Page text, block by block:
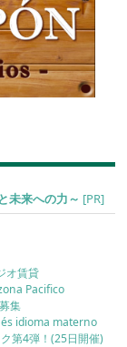
未来への力～ [PR]
オ賃貸
Pacifico
集
idioma materno
第4弾！(25日開催)